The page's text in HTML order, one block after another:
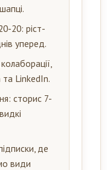
20: ріст-
уперед.
LinkedIn.
сторис 7-
де
види